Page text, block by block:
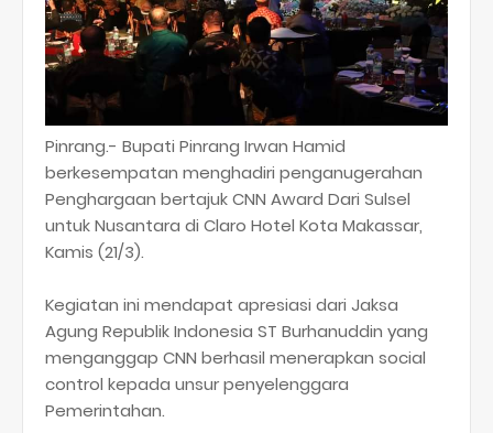
Pinrang.- Bupati Pinrang Irwan Hamid
berkesempatan menghadiri penganugerahan
Penghargaan bertajuk CNN Award Dari Sulsel
untuk Nusantara di Claro Hotel Kota Makassar,
Kamis (21/3).
Kegiatan ini mendapat apresiasi dari Jaksa
Agung Republik Indonesia ST Burhanuddin yang
menganggap CNN berhasil menerapkan social
control kepada unsur penyelenggara
Pemerintahan.